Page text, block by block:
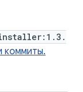
коммиты.